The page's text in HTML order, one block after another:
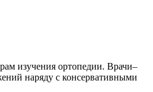
изучения ортопедии. Врачи–
наряду с консервативными